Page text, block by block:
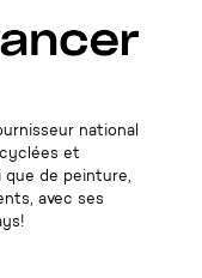
national
et
que de peinture,
avec ses